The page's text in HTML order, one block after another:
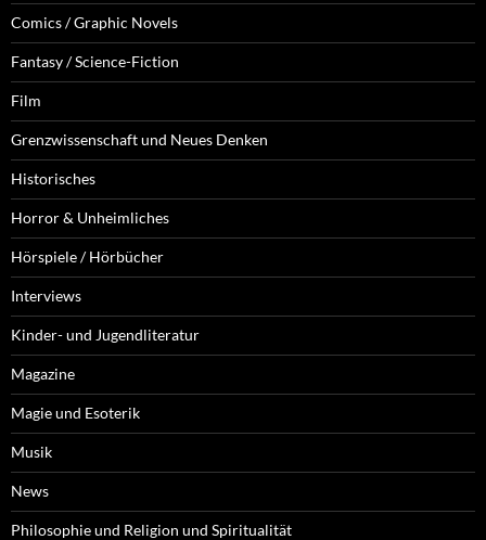
Comics / Graphic Novels
Fantasy / Science-Fiction
Film
Grenzwissenschaft und Neues Denken
Historisches
Horror & Unheimliches
Hörspiele / Hörbücher
Interviews
Kinder- und Jugendliteratur
Magazine
Magie und Esoterik
Musik
News
Philosophie und Religion und Spiritualität